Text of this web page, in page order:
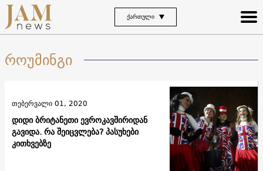
ᲥᲐᲠᲗᲣᲚᲘ
როუმინგი
დიდი ბრიტანეთი ევროკავშირიდან
გავიდა. რა შეიცვლება? პასუხები
კითხვებზე
თებერვალი 01, 2020